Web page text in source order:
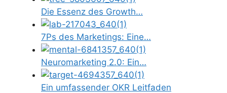
Die Essenz des Growth…
7Ps des Marketings: Eine…
Neuromarketing 2.0: Ein…
Ein umfassender OKR Leitfaden